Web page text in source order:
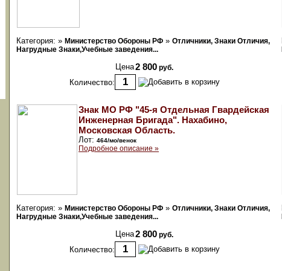
Категория: » Министерство Обороны РФ » Отличники, Знаки Отличия,
Нагрудные Знаки,Учебные заведения...
Цена2 800 руб.
Количество:
Знак МО РФ "45-я Отдельная Гвардейская
Инженерная Бригада". Нахабино,
Московская Область.
Лот: 464/мо/венок
Подробное описание »
Категория: » Министерство Обороны РФ » Отличники, Знаки Отличия,
Нагрудные Знаки,Учебные заведения...
Цена2 800 руб.
Количество: